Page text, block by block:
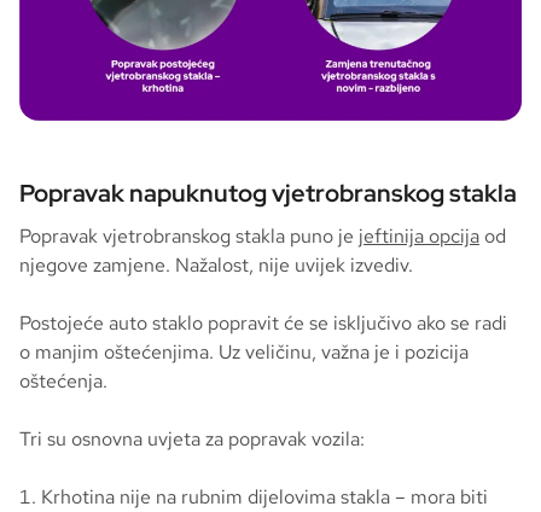
Popravak napuknutog vjetrobranskog stakla
Popravak vjetrobranskog stakla puno je jeftinija opcija od
njegove zamjene. Nažalost, nije uvijek izvediv.
Postojeće auto staklo popravit će se isključivo ako se radi
o manjim oštećenjima. Uz veličinu, važna je i pozicija
oštećenja.
Tri su osnovna uvjeta za popravak vozila:
Krhotina nije na rubnim dijelovima stakla – mora biti